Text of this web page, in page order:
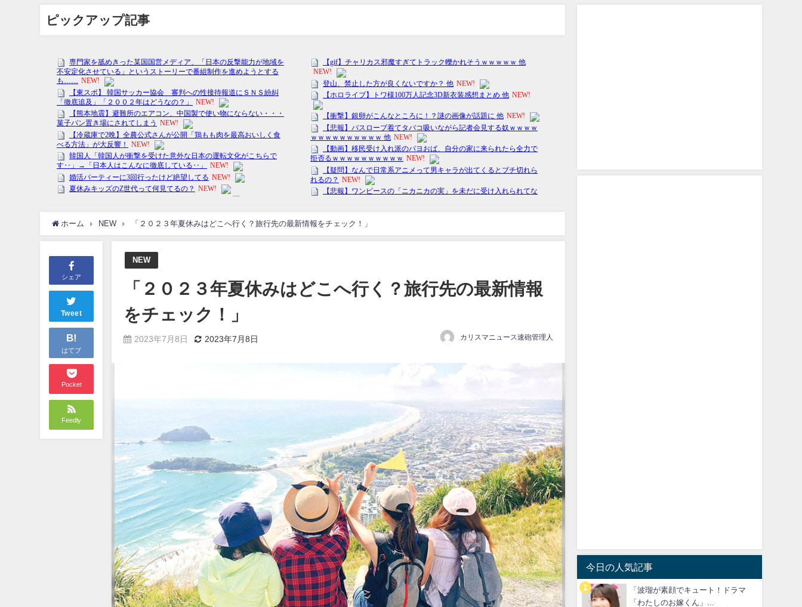
ピックアップ記事
ホーム NEW 「２０２３年夏休みはどこへ行く？旅行先の最新情報をチェック！」
シェア
Tweet
B!
はてブ
Pocket
Feedly
NEW
「２０２３年夏休みはどこへ行く？旅行先の最新情報
をチェック！」
2023年7月8日 2023年7月8日 カリスマニュース速砲管理人
今日の人気記事
「波瑠が素顔でキュート！ドラマ
「わたしのお嫁くん」...